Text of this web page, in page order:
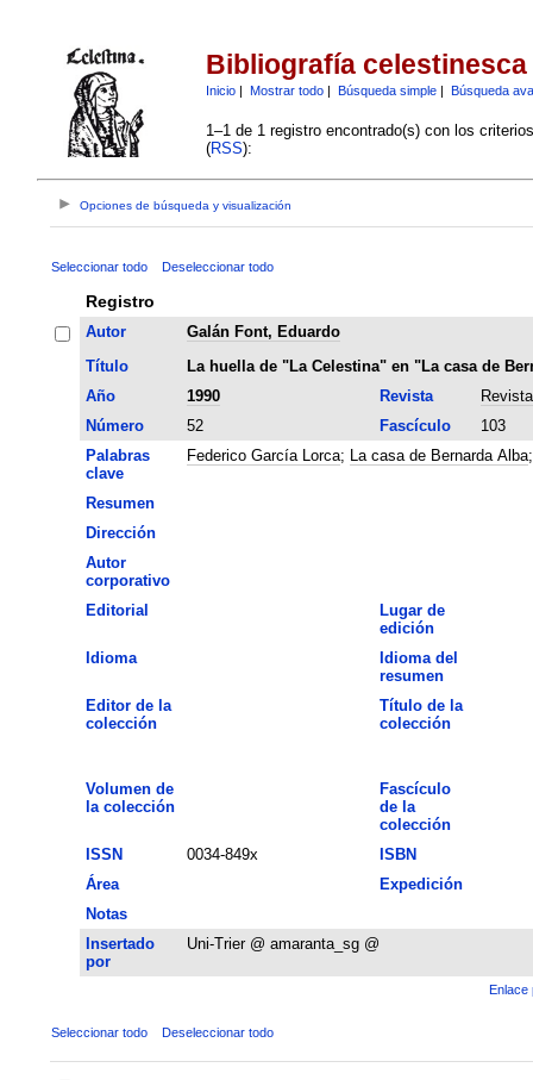
Bibliografía celestinesca
Inicio| Mostrar todo| Búsqueda simple| Búsqueda
1–1 de 1 registro encontrado(s) con los
(RSS):
Opciones de búsqueda y visualización
Seleccionar todo Deseleccionar todo
Registro
Autor
Galán Font, Eduardo
Título
La huella de "La Celestina" en "La casa de
Año
1990 Revista
Número
52 Fascículo
103
Palabras
clave
Federico García Lorca; La casa de Bernarda Alba
Resumen
Dirección
Autor
corporativo
Editorial
Lugar de
edición
Idioma
Idioma del
resumen
Editor de la
colección
Título de la
colección
Volumen de
la colección
Fascículo
de la
colección
ISSN
0034-849x
ISBN
Área
Expedición
Notas
Insertado
por
Uni-Trier @ amaranta_sg @
Enlace
Seleccionar todo Deseleccionar todo